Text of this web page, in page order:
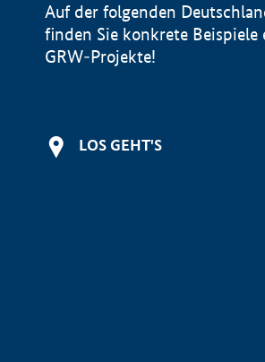
Auf der folgenden
finden Sie konkrete Beispiele
GRW-Projekte!
LOS GEHT'S